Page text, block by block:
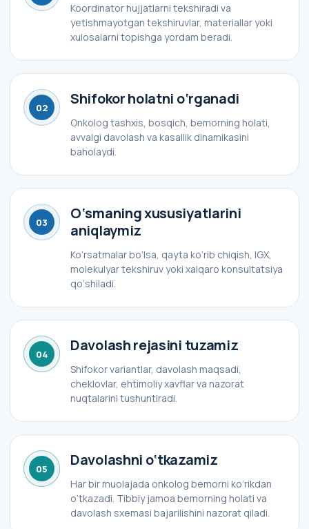
Koordinator hujjatlarni tekshiradi va
yetishmayotgan tekshiruvlar, materiallar yoki
xulosalarni topishga yordam beradi.
02 Shifokor holatni o‘rganadi
Onkolog tashxis, bosqich, bemorning holati,
avvalgi davolash va kasallik dinamikasini
baholaydi.
03
O‘smaning xususiyatlarini
aniqlaymiz
Ko‘rsatmalar bo‘lsa, qayta ko‘rib chiqish, IGX,
molekulyar tekshiruv yoki xalqaro konsultatsiya
qo‘shiladi.
04 Davolash rejasini tuzamiz
Shifokor variantlar, davolash maqsadi,
cheklovlar, ehtimoliy xavflar va nazorat
nuqtalarini tushuntiradi.
05 Davolashni o‘tkazamiz
Har bir muolajada onkolog bemorni ko‘rikdan
o‘tkazadi. Tibbiy jamoa bemorning holati va
davolash sxemasi bajarilishini nazorat qiladi.